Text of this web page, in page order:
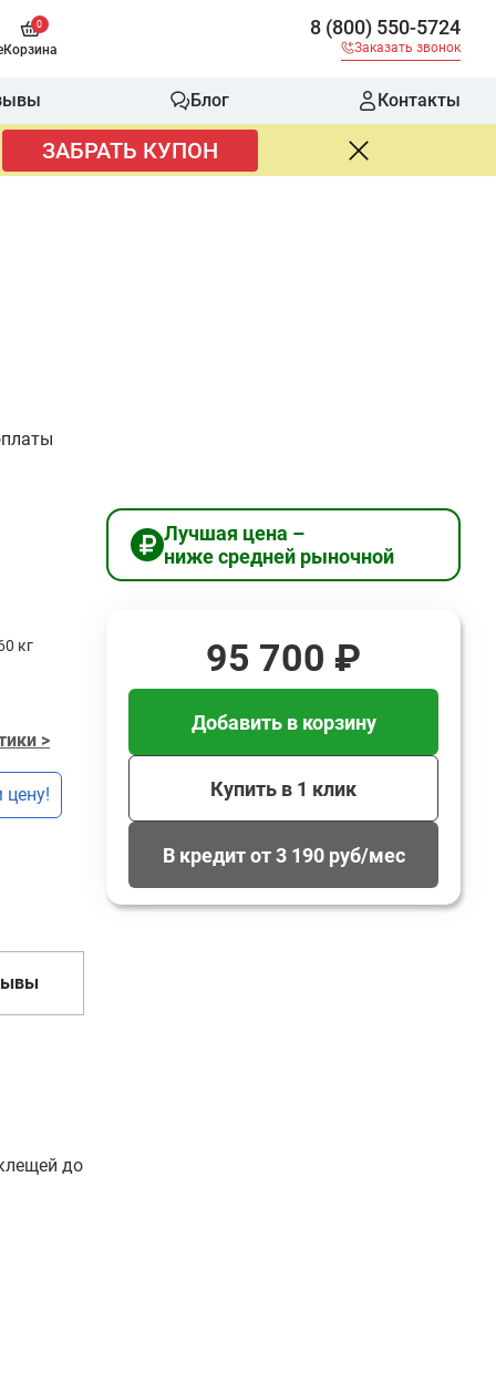
0
Корзина
8 (800) 550-5724
Заказать звонок
Блог Контакты
ЗАБРАТЬ КУПОН
кг
>
до
Лучшая цена –
ниже средней рыночной
95 700 ₽
Добавить в корзину
Купить в 1 клик
В кредит от 3 190 руб/мес